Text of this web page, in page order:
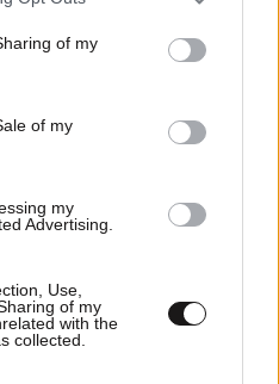
behaviour. You may click to
and its third-party tags to
purposes in below Google
of my
of my
my
Advertising.
Use,
of my
with the
collected.
να κάνετε για μια ζωή
– Ένα απλό αλλά